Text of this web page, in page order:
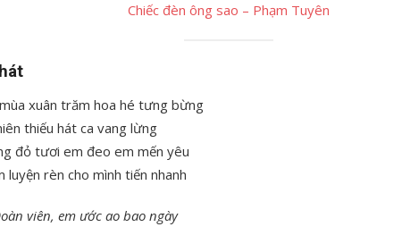
Chiếc đèn ông sao – Phạm Tuyên
xuân trăm hoa hé tưng bừng
thiếu hát ca vang lừng
đỏ tươi em đeo em mến yêu
luyện rèn cho mình tiến nhanh
viên, em ước ao bao ngày